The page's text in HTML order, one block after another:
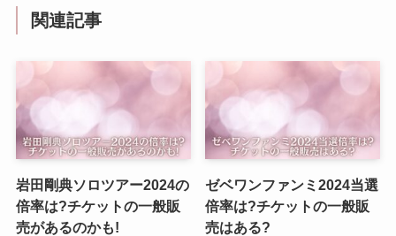
関連記事
岩田剛典ソロツアー2024の
倍率は?チケットの一般販
売があるのかも!
ゼベワンファンミ2024当選
倍率は?チケットの一般販
売はある?